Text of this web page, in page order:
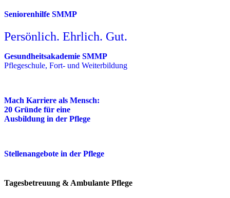
Seniorenhilfe SMMP
Persönlich. Ehrlich. Gut.
Gesundheitsakademie SMMP
Pflegeschule, Fort- und Weiterbildung
Mach Karriere als Mensch:
20 Gründe für eine
Ausbildung in der Pflege
Stellenangebote in der Pflege
Tagesbetreuung & Ambulante Pflege